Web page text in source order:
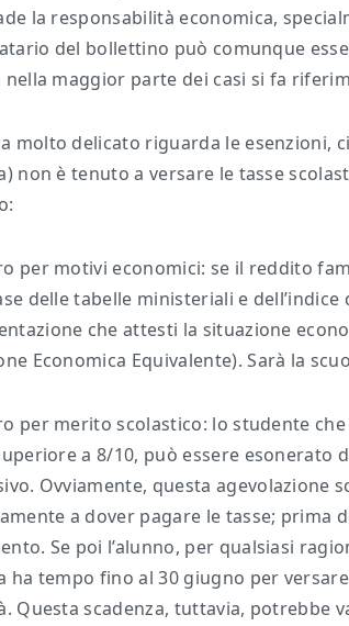
la responsabilità economica,
del bollettino può comunque
nella maggior parte dei casi si fa
molto delicato riguarda le esenzioni,
non è tenuto a versare le tasse
per motivi economici: se il reddito
delle tabelle ministeriali e
che attesti la situazione
Economica Equivalente). Sarà la
per merito scolastico: lo studente
a 8/10, può essere esonerato
Ovviamente, questa agevolazione
a dover pagare le tasse; prima
Se poi l’alunno, per qualsiasi
ha tempo fino al 30 giugno per
Questa scadenza, tuttavia, potrebbe